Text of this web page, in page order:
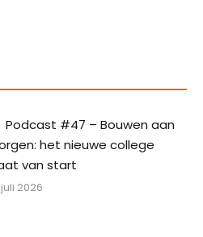
Podcast #47 – Bouwen aan
het nieuwe college
van start
juli 2026